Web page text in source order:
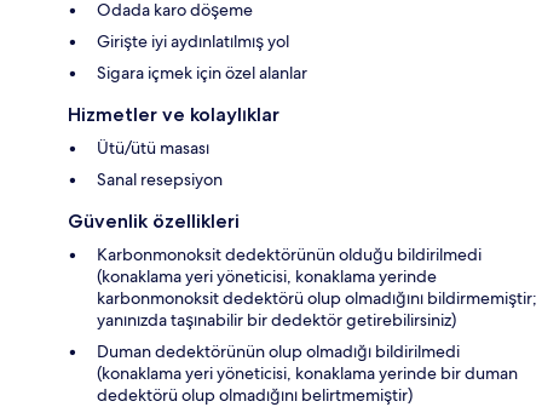
Odada karo döşeme
Girişte iyi aydınlatılmış yol
Sigara içmek için özel alanlar
Hizmetler ve kolaylıklar
Ütü/ütü masası
Sanal resepsiyon
Güvenlik özellikleri
Karbonmonoksit dedektörünün olduğu bildirilmedi
(konaklama yeri yöneticisi, konaklama yerinde
karbonmonoksit dedektörü olup olmadığını bildirmemiştir;
yanınızda taşınabilir bir dedektör getirebilirsiniz)
Duman dedektörünün olup olmadığı bildirilmedi
(konaklama yeri yöneticisi, konaklama yerinde bir duman
dedektörü olup olmadığını belirtmemiştir)